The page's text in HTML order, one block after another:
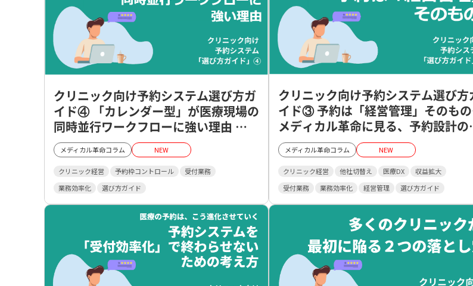
クリニック向け予約システム選び方ガ
イド④ 「カレンダー型」が医療現場の
同時並行ワークフローに強い理由
― 視認性が生む判断スピード―
メディカル革命コラム NEW
クリニック経営 予約枠コントロール
受付業務
業務効率化
選び方ガイド
クリニック向け予約システム選び方
イド③ 予約は「経営管理」そのも
メディカル革命に見る、予約設計の
想―
メディカル革命コラム NEW
クリニック経営 他社切替え 医療DX
収益拡大
受付業務
業務効率化 経営管理 選び方ガイド